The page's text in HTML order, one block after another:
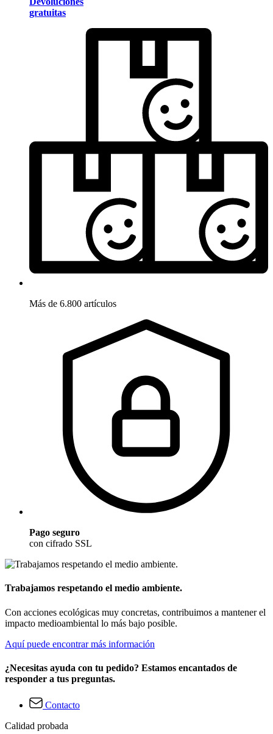
gratuitas
Más de 6.800 artículos
Pago seguro
con cifrado SSL
Trabajamos respetando el medio ambiente.
Con acciones ecológicas muy concretas, contribuimos a mantener el
impacto medioambiental lo más bajo posible.
Aquí puede encontrar más información
¿Necesitas ayuda con tu pedido? Estamos encantados de
responder a tus preguntas.
Contacto
Calidad probada